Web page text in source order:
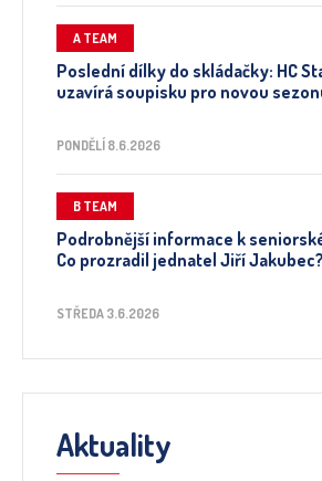
A TEAM
Poslední dílky do skládačky: HC
uzavírá soupisku pro novou
PONDĚLÍ 8.6.2026
B TEAM
Podrobnější informace k
Co prozradil jednatel Jiří Jakubec?
STŘEDA 3.6.2026
Aktuality